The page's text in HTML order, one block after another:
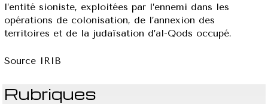
l’entité sioniste, exploitées par l’ennemi dans les
opérations de colonisation, de l’annexion des
territoires et de la judaïsation d’al-Qods occupé.
Source IRIB
Rubriques